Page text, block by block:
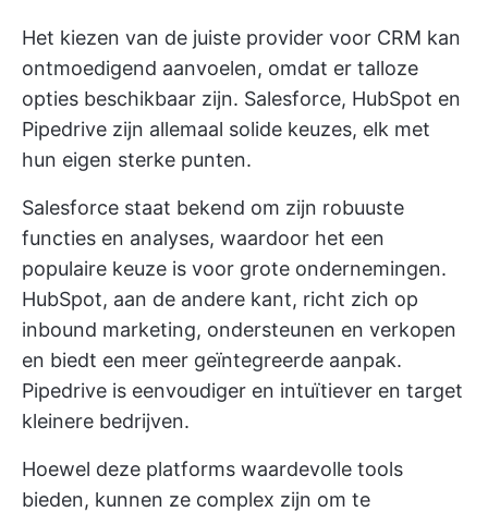
Het kiezen van de juiste provider voor CRM kan
ontmoedigend aanvoelen, omdat er talloze
opties beschikbaar zijn. Salesforce, HubSpot en
Pipedrive zijn allemaal solide keuzes, elk met
hun eigen sterke punten.
Salesforce staat bekend om zijn robuuste
functies en analyses, waardoor het een
populaire keuze is voor grote ondernemingen.
HubSpot, aan de andere kant, richt zich op
inbound marketing, ondersteunen en verkopen
en biedt een meer geïntegreerde aanpak.
Pipedrive is eenvoudiger en intuïtiever en target
kleinere bedrijven.
Hoewel deze platforms waardevolle tools
bieden, kunnen ze complex zijn om te